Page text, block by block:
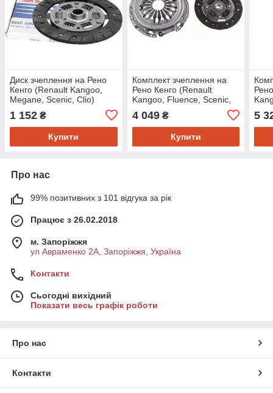
Диск зчеплення на Рено
Кенго (Renault Kangoo,
Megane, Scenic, Clio)
1 152 ₴
Купити
Комплект зчеплення на
Рено Кенго (Renault
Kangoo, Fluence, Scenic,
Sachs 3000951334
4 049₴
Купити
5
Про нас
99% позитивних з 101 відгука за рік
Працює з 26.02.2018
м. Запоріжжя
ул Авраменко 2А, Запоріжжя, Україна
Контакти
Сьогодні вихідний
Показати весь графік роботи
Про нас
Контакти